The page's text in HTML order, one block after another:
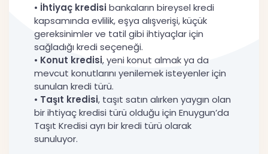
• İhtiyaç kredisibankaların bireysel kredi
kapsamında evlilik, eşya alışverişi, küçük
gereksinimler ve tatil gibi ihtiyaçlar için
sağladığı kredi seçeneği.
• Konut kredisi, yeni konut almak ya da
mevcut konutlarını yenilemek isteyenler için
sunulan kredi türü.
• Taşıt kredisi, taşıt satın alırken yaygın olan
bir ihtiyaç kredisi türü olduğu için Enuygun’da
Taşıt Kredisi ayrı bir kredi türü olarak
sunuluyor.